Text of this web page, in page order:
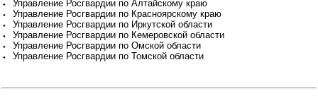
⬩ Управление Росгвардии по Алтайскому краю
⬩ Управление Росгвардии по Красноярскому краю
⬩ Управление Росгвардии по Иркутской области
⬩ Управление Росгвардии по Кемеровской области
⬩ Управление Росгвардии по Омской области
⬩ Управление Росгвардии по Томской области